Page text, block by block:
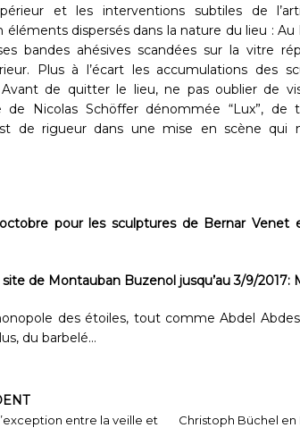
et les interventions subtiles de
dispersés dans la nature du lieu :
bandes ahésives scandées sur la vitre
Plus à l’écart les accumulations des
de quitter le lieu, ne pas oublier de
Nicolas Schöffer dénommée “Lux”,
de rigueur dans une mise en scène qui
pour les sculptures de Bernar
de Montauban Buzenol jusqu’au 3/9/2017:
des étoiles, tout comme Abdel
du barbelé…
entre la veille et
Christoph Büchel en